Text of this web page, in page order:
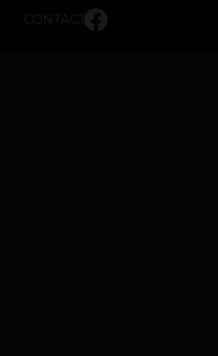
CONTACT